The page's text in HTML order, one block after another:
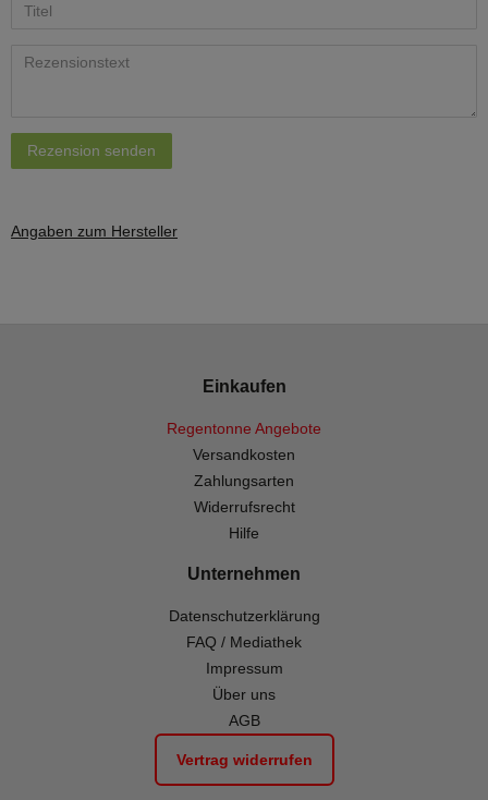
Rezension senden
Angaben zum Hersteller
Einkaufen
Regentonne Angebote
Versandkosten
Zahlungsarten
Widerrufsrecht
Hilfe
Unternehmen
Datenschutzerklärung
FAQ / Mediathek
Impressum
Über uns
AGB
Vertrag widerrufen